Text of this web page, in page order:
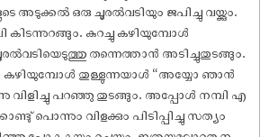
അടുക്കൽ ഒരു ചൂരൽവടിയും ജപിച്ചു വയ്ക്കും.
കിടന്നുറങ്ങും. കുറച്ചു കഴിയുമ്പോൾ
തന്നെത്താൻ അടിച്ചുതുടങ്ങും.
കഴിയുമ്പോൾ തുള്ളുന്നയാൾ “അയ്യോ ഞാൻ
വിളിച്ചു പറഞ്ഞു തുടങ്ങും. അപ്പോൾ നമ്പി എ
പൊന്നും വിളക്കും പിടിപ്പിച്ചു സത്യം